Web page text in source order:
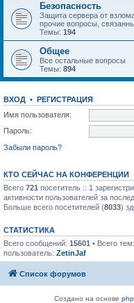
Безопасность
Защита сервера от
прочие вопросы,
Темы: 194
Общее
Все остальные вопросы
Темы: 894
ВХОД • РЕГИСТРАЦИЯ
Имя пользователя:
Пароль:
Забыли пароль?
КТО СЕЙЧАС НА КОНФЕРЕНЦИИ
Всего 721 посетитель :: 1
активности пользователей за
Больше всего посетителей (8033)
СТАТИСТИКА
Всего сообщений: 15601 • Всего тем:
пользователь: ZetinJaf
Список форумов
Создано на основе